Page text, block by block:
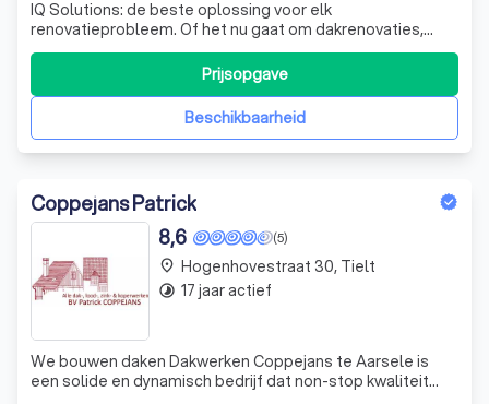
IQ Solutions: de beste oplossing voor elk
renovatieprobleem. Of het nu gaat om dakrenovaties,
gevelwerken, isolatie of andere renovaties, wij staan klaar
om uw renovatieproject te transformeren.
Beschikbaarheid
Prijsopgave
Coppejans Patrick
(5)
8,6
We bouwen daken Dakwerken Coppejans te Aarsele is
een solide en dynamisch bedrijf dat non-stop kwaliteit
place Hogenhovestraat 30, Tielt
timelapse 17 jaar actief